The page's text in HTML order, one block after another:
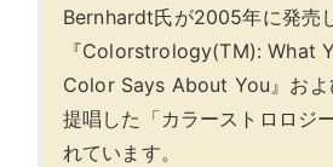
Bernhardt氏が2005年に発売
『Colorstrology(TM): What
Color Says About You』およ
提唱した「カラーストロロジ
れています。